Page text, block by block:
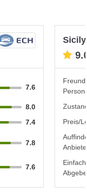
7.6
8.0
7.4
7.8
7.6
Preis/